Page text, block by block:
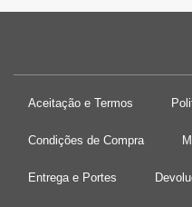
Aceitação e Termos
Condições de Compra
Entrega e Portes